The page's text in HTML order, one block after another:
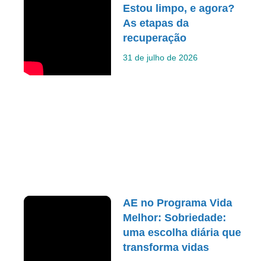
Estou limpo, e agora?
As etapas da
recuperação
31 de julho de 2026
AE no Programa Vida
Melhor: Sobriedade:
uma escolha diária que
transforma vidas